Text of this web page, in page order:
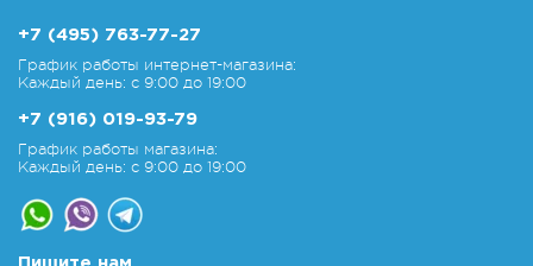
+7 (495) 763-77-27
График работы интернет-магазина:
Каждый день: с 9:00 до 19:00
+7 (916) 019-93-79
График работы магазина:
Каждый день: с 9:00 до 19:00